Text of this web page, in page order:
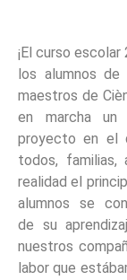
¡El curso
los alumnos
maestros de
en marcha un
proyecto en el
todos, familias,
realidad el
alumnos se
de su
nuestros
labor que